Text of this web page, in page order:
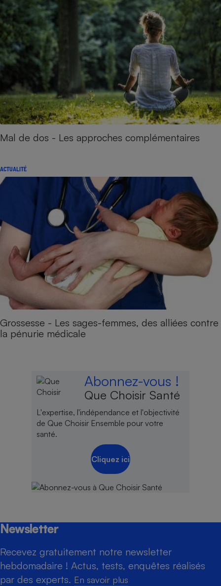
Mal de dos - Les approches complémentaires
ACTUALITÉ
Grossesse - Les sages-femmes, des alliées contre
la pénurie médicale
Abonnez-vous !
Que Choisir Santé
L'expertise, l'indépendance et l'objectivité
de Que Choisir Ensemble pour votre
santé.
Cliquez ici
Newsletter
Recevez gratuitement notre newsletter
hebdomadaire ! Actus, tests, enquêtes réalisés
par des experts. En savoir plus